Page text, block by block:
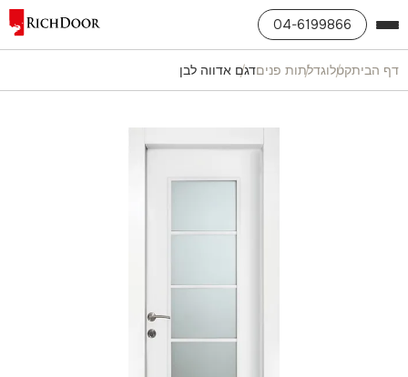
04-6199866
דף הביתקטלוגדלתות פניםדגם אדווה לבן